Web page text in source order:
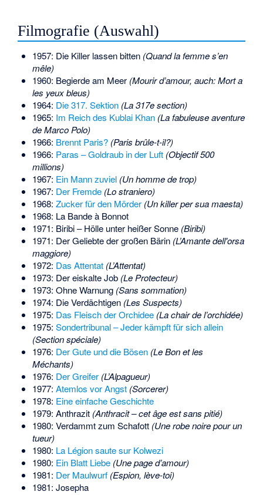
Filmografie (Auswahl)
1957: Die Killer lassen bitten (Quand la femme s’en
mêle)
1960: Begierde am Meer (Mourir d’amour, auch: Mort a
les yeux bleus)
1964: Die 317. Sektion (La 317e section)
1965: Im Reich des Kublai Khan (La fabuleuse aventure
de Marco Polo)
1966: Brennt Paris? (Paris brûle-t-il?)
1966: Paras – Goldraub in der Luft (Objectif 500
millions)
1967: Ein Mann zuviel (Un homme de trop)
1967: Der Fremde (Lo straniero)
1968: Zucker für den Mörder (Un killer per sua maesta)
1968: La Bande à Bonnot
1971: Biribi – Hölle unter heißer Sonne (Biribi)
1971: Der Geliebte der großen Bärin (L’Amante dell'orsa
maggiore)
1972: Das Attentat (L’Attentat)
1973: Der eiskalte Job (Le Protecteur)
1973: Ohne Warnung (Sans sommation)
1974: Die Verdächtigen (Les Suspects)
1975: Das Fleisch der Orchidee (La chair de l’orchidée)
1975: Sondertribunal – Jeder kämpft für sich allein
(Section spéciale)
1976: Der Gute und die Bösen (Le Bon et les
Méchants)
1976: Der Greifer (L’Alpagueur)
1977: Atemlos vor Angst (Sorcerer)
1978: Eine einfache Geschichte
1979: Anthrazit (Anthracit – cet âge est sans pitié)
1980: Verdammt zum Schafott (Une robe noire pour un
tueur)
1980: La Légion saute sur Kolwezi
1980: Ein Blatt Liebe (Une page d’amour)
1981: Der Maulwurf (Espion, lève-toi)
1981: Josepha